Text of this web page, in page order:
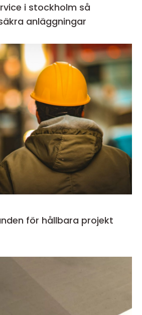
i stockholm så
anläggningar
för hållbara projekt